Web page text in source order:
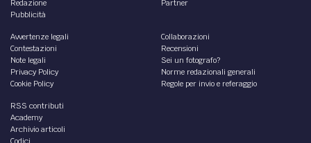
ATTUALITÀ /
Assegno unico: 30 euro in più per le
Assegno unico: premiate le famiglie con entrambi i
genitori che lavorano. Prevista una maggiorazione di 30
euro per il secondo percettore di reddito
diMartina D'Ignazio
ATTUALITÀ /